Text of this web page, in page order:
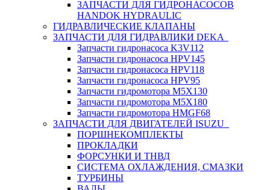
ЗАПЧАСТИ ДЛЯ ГИДРОНАСОСОВ
HANDOK HYDRAULIC
ГИДРАВЛИЧЕСКИЕ КЛАПАНЫ
ЗАПЧАСТИ ДЛЯ ГИДРАВЛИКИ DEKA
Запчасти гидронасоса K3V112
Запчасти гидронасоса HPV145
Запчасти гидронасоса HPV118
Запчасти гидронасоса HPV95
Запчасти гидромотора M5X130
Запчасти гидромотора M5X180
Запчасти гидромотора HMGF68
ЗАПЧАСТИ ДЛЯ ДВИГАТЕЛЕЙ ISUZU
ПОРШНЕКОМПЛЕКТЫ
ПРОКЛАДКИ
ФОРСУНКИ И ТНВД
СИСТЕМА ОХЛАЖДЕНИЯ, СМАЗКИ
ТУРБИНЫ